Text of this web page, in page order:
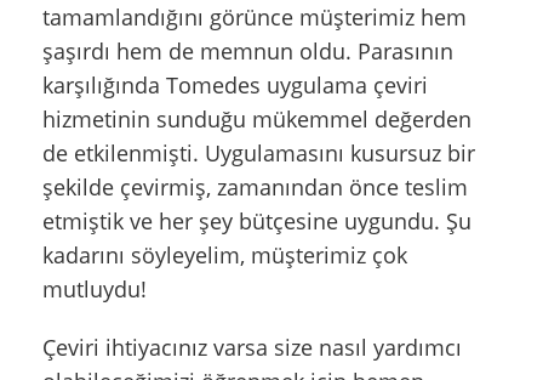
tamamlandığını görünce müşterimiz hem
şaşırdı hem de memnun oldu. Parasının
karşılığında Tomedes uygulama çeviri
hizmetinin sunduğu mükemmel değerden
de etkilenmişti. Uygulamasını kusursuz bir
şekilde çevirmiş, zamanından önce teslim
etmiştik ve her şey bütçesine uygundu. Şu
kadarını söyleyelim, müşterimiz çok
mutluydu!
Çeviri ihtiyacınız varsa size nasıl yardımcı